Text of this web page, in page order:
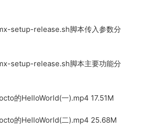
setup-release.sh脚本传入参数分
setup-release.sh脚本主要功能分
的HelloWorld(一).mp4 17.51M
的HelloWorld(二).mp4 25.68M